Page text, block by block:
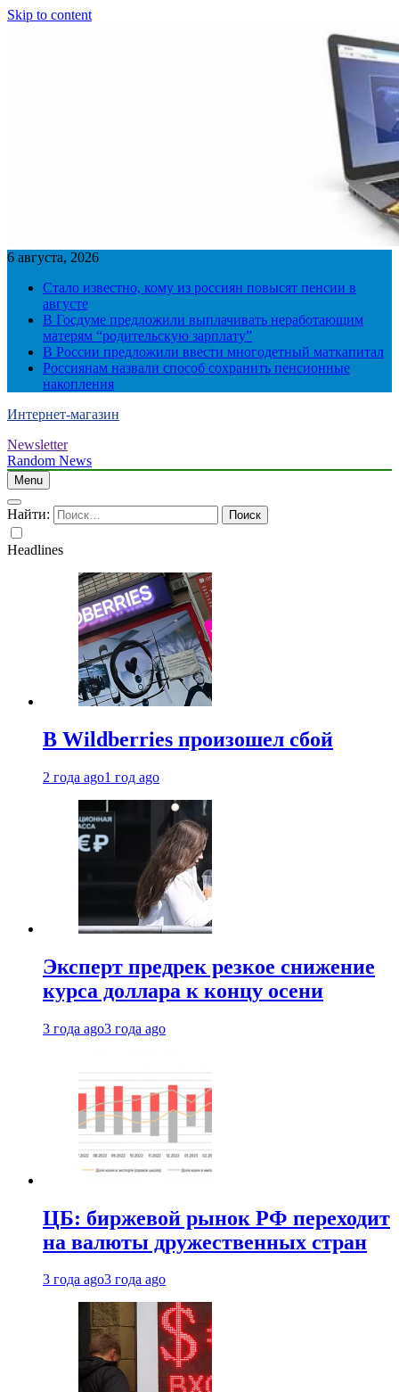
Skip to content
6 августа, 2026
Стало известно, кому из россиян повысят пенсии в
августе
В Госдуме предложили выплачивать неработающим
матерям “родительскую зарплату”
В России предложили ввести многодетный маткапитал
Россиянам назвали способ сохранить пенсионные
накопления
Интернет-магазин
Newsletter
Random News
Menu
Найти:
Headlines
В Wildberries произошел сбой
2 года ago1 год ago
Эксперт предрек резкое снижение
курса доллара к концу осени
3 года ago3 года ago
ЦБ: биржевой рынок РФ переходит
на валюты дружественных стран
3 года ago3 года ago